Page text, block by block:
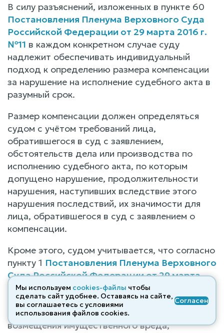
В силу разъяснений, изложенных в пункте 60
Постановления Пленума Верховного Суда
Российской Федерации от 29 марта 2016 г.
№11 в каждом конкретном случае суду
надлежит обеспечивать индивидуальный
подход к определению размера компенсации
за нарушение на исполнение судебного акта в
разумный срок.
Размер компенсации должен определяться
судом с учётом требований лица,
обратившегося в суд с заявлением,
обстоятельств дела или производства по
исполнению судебного акта, по которым
допущено нарушение, продолжительности
нарушения, наступивших вследствие этого
нарушения последствий, их значимости для
лица, обратившегося в суд с заявлением о
компенсации.
Кроме этого, судом учитывается, что согласно
пункту 1 Постановления Пленума Верховного
Суда Российской Федерации от 29 марта
2016 г. №11данная компенсация не направлена
на восполнение имущественных потерь
заинтересованного лица и не заменяет собой
возмещения имущественного вреда,
Мы используем cookies-файлы чтобы
сделать сайт удобнее. Оставаясь на сайте,
вы соглашаетесь с условиями
использования файлов cооkies.
Согласен